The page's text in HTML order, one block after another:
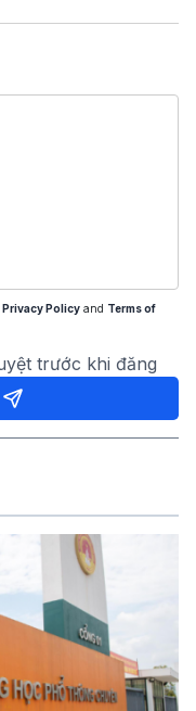
Privacy Policy and Terms of
trước khi đăng